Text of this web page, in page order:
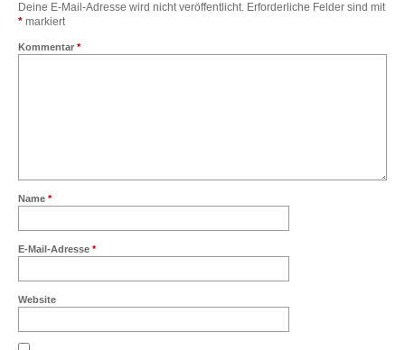
Deine E-Mail-Adresse wird nicht veröffentlicht. Erforderliche Felder sind mit
* markiert
Kommentar *
Name *
E-Mail-Adresse *
Website